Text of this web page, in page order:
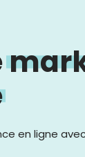
en ligne